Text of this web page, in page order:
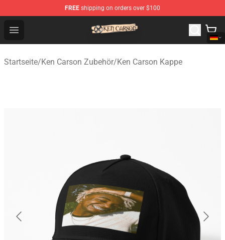
FREE shipping on orders over $100
Open menu
Ken Carson Shop - Official Ken Carson Merchandise
Startseite/Ken Carson Zubehör/Ken Carson Kappe